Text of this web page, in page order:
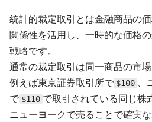
統計的裁定取引とは金融商品の
関係性を活用し、一時的な価格
戦略です。
通常の裁定取引は同一商品の市
例えば東京証券取引所で $100 、
で $110 で取引されている同じ株
ニューヨークで売ることで確実